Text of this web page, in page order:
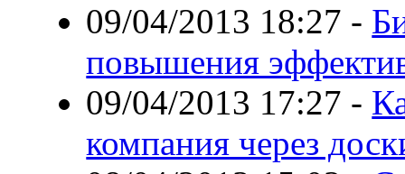
09/04/2013 18:27 -
повышения
09/04/2013 17:27 -
компания через